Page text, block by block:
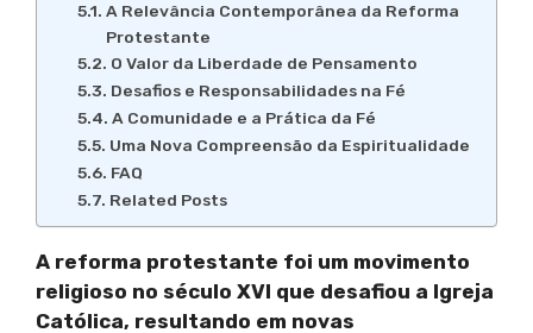
A Relevância Contemporânea da Reforma
Protestante
O Valor da Liberdade de Pensamento
Desafios e Responsabilidades na Fé
A Comunidade e a Prática da Fé
Uma Nova Compreensão da Espiritualidade
FAQ
Related Posts
A reforma protestante foi um movimento
religioso no século XVI que desafiou a Igreja
Católica, resultando em novas